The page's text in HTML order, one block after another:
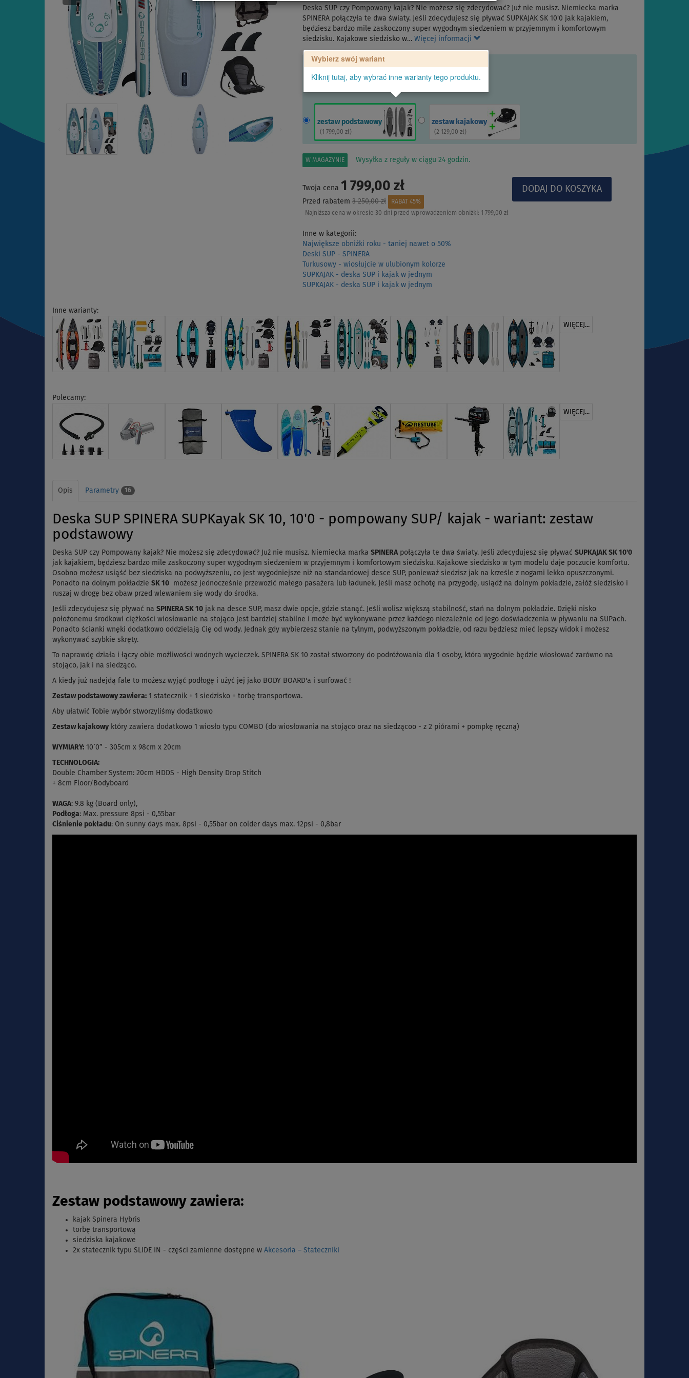
Deska SUP czy Pompowany kajak? Nie możesz się zdecydować? Już nie musisz. Niemiecka marka
SPINERA połączyła te dwa światy. Jeśli zdecydujesz się pływać SUPKAJAK SK 10'0 jak kajakiem,
będziesz bardzo mile zaskoczony super wygodnym siedzeniem w przyjemnym i komfortowym
siedzisku. Kajakowe siedzisko w… Więcej informacji
Wybierz swój wariant
Kliknij tutaj, aby wybrać inne warianty tego produktu.
zestaw podstawowy
( 1 799,00 zł)
zestaw kajakowy
(2 129,00 zł)
W MAGAZYNIE Wysyłka z reguły w ciągu 24 godzin.
Twoja cena 1 799,00 zł
Przed rabatem3 250,00 zł
RABAT 45%
Najniższa cena w okresie 30 dni przed wprowadzeniem obniżki: 1 799,00 zł
Inne w kategorii:
Największe obniżki roku - taniej nawet o 50%
Deski SUP - SPINERA
Turkusowy - wiosłujcie w ulubionym kolorze
SUPKAJAK - deska SUP i kajak w jednym
SUPKAJAK - deska SUP i kajak w jednym
Inne warianty:
WIĘCEJ...
Polecamy:
WIĘCEJ...
Opis Parametry 16
Deska SUP SPINERA SUPKayak SK 10, 10'0 - pompowany SUP/ kajak - wariant: zestaw
podstawowy
Deska SUP czy Pompowany kajak? Nie możesz się zdecydować? Już nie musisz. Niemiecka marka SPINERA połączyła te dwa światy. Jeśli zdecydujesz się pływać SUPKAJAK SK 10'0
jak kajakiem, będziesz bardzo mile zaskoczony super wygodnym siedzeniem w przyjemnym i komfortowym siedzisku. Kajakowe siedzisko w tym modelu daje poczucie komfortu.
Osobno możesz usiąść bez siedziska na podwyższeniu, co jest wygodniejsze niż na standardowej desce SUP, ponieważ siedzisz jak na krześle z nogami lekko opuszczonymi.
Ponadto na dolnym pokładzie SK 10 możesz jednocześnie przewozić małego pasażera lub ładunek. Jeśli masz ochotę na przygodę, usiądź na dolnym pokładzie, załóż siedzisko i
ruszaj w drogę bez obaw przed wlewaniem się wody do środka.
Jeśli zdecydujesz się pływać na SPINERA SK 10 jak na desce SUP, masz dwie opcje, gdzie stanąć. Jeśli wolisz większą stabilność, stań na dolnym pokładzie. Dzięki nisko
położonemu środkowi ciężkości wiosłowanie na stojąco jest bardziej stabilne i może być wykonywane przez każdego niezależnie od jego doświadczenia w pływaniu na SUPach.
Ponadto ścianki wnęki dodatkowo oddzielają Cię od wody. Jednak gdy wybierzesz stanie na tylnym, podwyższonym pokładzie, od razu będziesz mieć lepszy widok i możesz
wykonywać szybkie skręty.
To naprawdę działa i łączy obie możliwości wodnych wycieczek. SPINERA SK 10 został stworzony do podróżowania dla 1 osoby, która wygodnie będzie wiosłować zarówno na
stojąco, jak i na siedząco.
A kiedy już nadejdą fale to możesz wyjąć podłogę i użyć jej jako BODY BOARD'a i surfować !
Zestaw podstawowy zawiera: 1 statecznik + 1 siedzisko + torbę transportowa.
Aby ułatwić Tobie wybór stworzyliśmy dodatkowo
Zestaw kajakowy który zawiera dodatkowo 1 wiosło typu COMBO (do wiosłowania na stojąco oraz na siedzącoo - z 2 piórami + pompkę ręczną)
WYMIARY: 10´0” - 305cm x 98cm x 20cm
TECHNOLOGIA:
Double Chamber System: 20cm HDDS - High Density Drop Stitch
+ 8cm Floor/Bodyboard
WAGA: 9.8 kg (Board only),
Podłoga: Max. pressure 8psi - 0,55bar
Ciśnienie pokładu: On sunny days max. 8psi - 0,55bar on colder days max. 12psi - 0,8bar
Zestaw podstawowy zawiera:
kajak Spinera Hybris
torbę transportową
siedziska kajakowe
2x statecznik typu SLIDE IN - części zamienne dostępne w Akcesoria – Stateczniki